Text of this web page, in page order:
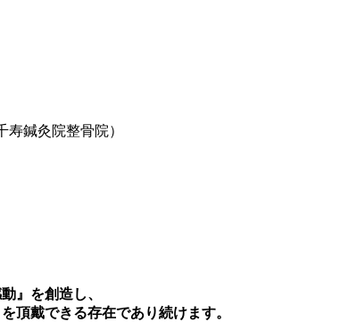
鍼灸院整骨院）
』を創造し、
頂戴できる存在であり続けます。